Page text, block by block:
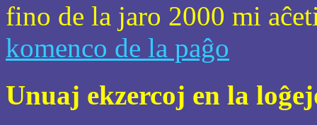
fino de la jaro 2000 mi
komenco de la paĝo
Unuaj ekzercoj en la